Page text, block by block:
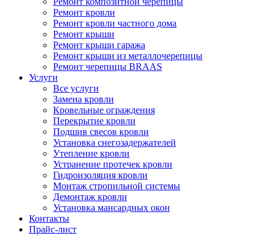
Ремонт кровли
Ремонт кровли частного дома
Ремонт крыши
Ремонт крыши гаража
Ремонт крыши из металлочерепицы
Ремонт черепицы BRAAS
Услуги
Все услуги
Замена кровли
Кровельные ограждения
Перекрытие кровли
Подшив свесов кровли
Установка снегозадержателей
Утепление кровли
Устранение протечек кровли
Гидроизоляция кровли
Монтаж стропильной системы
Демонтаж кровли
Установка мансардных окон
Контакты
Прайс-лист